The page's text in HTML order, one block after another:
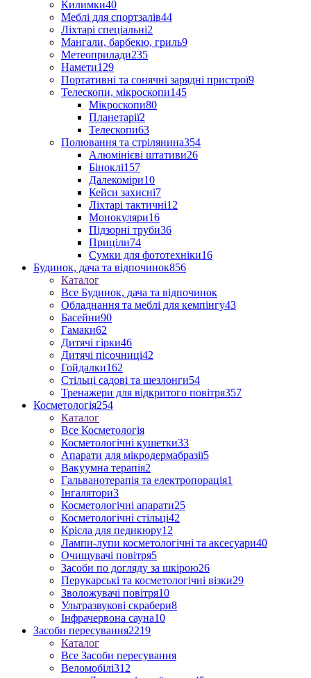
Килимки40
Меблі для спортзалів44
Ліхтарі спеціальні2
Мангали, барбекю, гриль9
Метеоприлади235
Намети129
Портативні та сонячні зарядні пристрої9
Телескопи, мікроскопи145
Мікроскопи80
Планетарії2
Телескопи63
Полювання та стрілянина354
Алюмінієві штативи26
Біноклі157
Далекоміри10
Кейси захисні7
Ліхтарі тактичні12
Монокуляри16
Підзорні труби36
Приціли74
Сумки для фототехніки16
Будинок, дача та відпочинок856
Каталог
Все Будинок, дача та відпочинок
Обладнання та меблі для кемпінгу43
Басейни90
Гамаки62
Дитячі гірки46
Дитячі пісочниці42
Гойдалки162
Стільці садові та шезлонги54
Тренажери для відкритого повітря357
Косметологія254
Каталог
Все Косметологія
Косметологічні кушетки33
Апарати для мікродермабразії5
Вакуумна терапія2
Гальванотерапія та електропорація1
Інгалятори3
Косметологічні апарати25
Косметологічні стільці42
Крісла для педикюру12
Лампи-лупи косметологічні та аксесуари40
Очищувачі повітря5
Засоби по догляду за шкірою26
Перукарські та косметологічні візки29
Зволожувачі повітря10
Ультразвукові скрабери8
Інфрачервона сауна10
Засоби пересування2219
Каталог
Все Засоби пересування
Веломобілі312